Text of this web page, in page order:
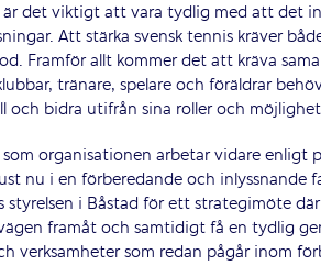
det viktigt att vara tydlig med att det
Att stärka svensk tennis kräver
Framför allt kommer det att kräva
tränare, spelare och föräldrar
och bidra utifrån sina roller och
organisationen arbetar vidare enligt
nu i en förberedande och inlyssnande
styrelsen i Båstad för ett strategimöte
framåt och samtidigt få en tydlig
verksamheter som redan pågår inom